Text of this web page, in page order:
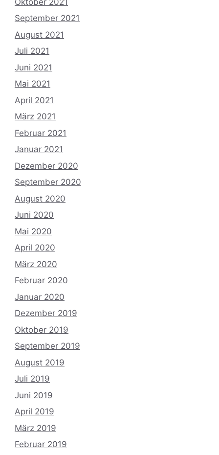
September 2021
August 2021
Juli 2021
Juni 2021
Mai 2021
April 2021
März 2021
Februar 2021
Januar 2021
Dezember 2020
September 2020
August 2020
Juni 2020
Mai 2020
April 2020
März 2020
Februar 2020
Januar 2020
Dezember 2019
Oktober 2019
September 2019
August 2019
Juli 2019
Juni 2019
April 2019
März 2019
Februar 2019